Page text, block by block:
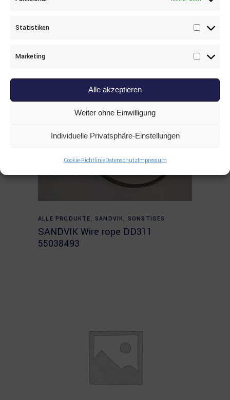
Statistiken
Marketing
Alle akzeptieren
Weiter ohne Einwilligung
Individuelle Privatsphäre-Einstellungen
Cookie-RichtlinieDatenschutzImpressum
Read more
ALLE PRODUKTE , SANDVIK, SONSTIGES
SANDVIK Wire rope DD311
55038493